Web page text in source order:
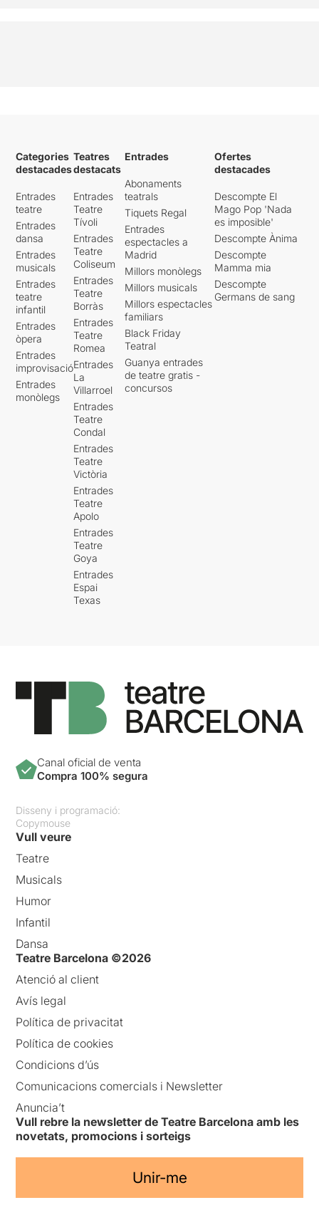
Categories
destacades
Entrades
teatre
Entrades
dansa
Entrades
musicals
Entrades
teatre
infantil
Entrades
òpera
Entrades
improvisació
Entrades
monòlegs
Teatres
destacats
Entrades
Teatre
Tívoli
Entrades
Teatre
Coliseum
Entrades
Teatre
Borràs
Entrades
Teatre
Romea
Entrades
La
Villarroel
Entrades
Teatre
Condal
Entrades
Teatre
Victòria
Entrades
Teatre
Apolo
Entrades
Teatre
Goya
Entrades
Espai
Texas
Entrades
Abonaments
teatrals
Tiquets Regal
Entrades
espectacles a
Madrid
Millors monòlegs
Millors musicals
Millors espectacles
familiars
Black Friday
Teatral
Guanya entrades
de teatre gratis -
concursos
Ofertes
destacades
Descompte El
Mago Pop 'Nada
es imposible'
Descompte Ànima
Descompte
Mamma mia
Descompte
Germans de sang
Canal oficial de venta
Compra 100% segura
Disseny i programació:
Copymouse
Vull veure
Teatre
Musicals
Humor
Infantil
Dansa
Teatre Barcelona ©2026
Atenció al client
Avís legal
Política de privacitat
Política de cookies
Condicions d’ús
Comunicacions comercials i Newsletter
Anuncia’t
Vull rebre la newsletter de Teatre Barcelona amb les
novetats, promocions i sorteigs
Unir-me